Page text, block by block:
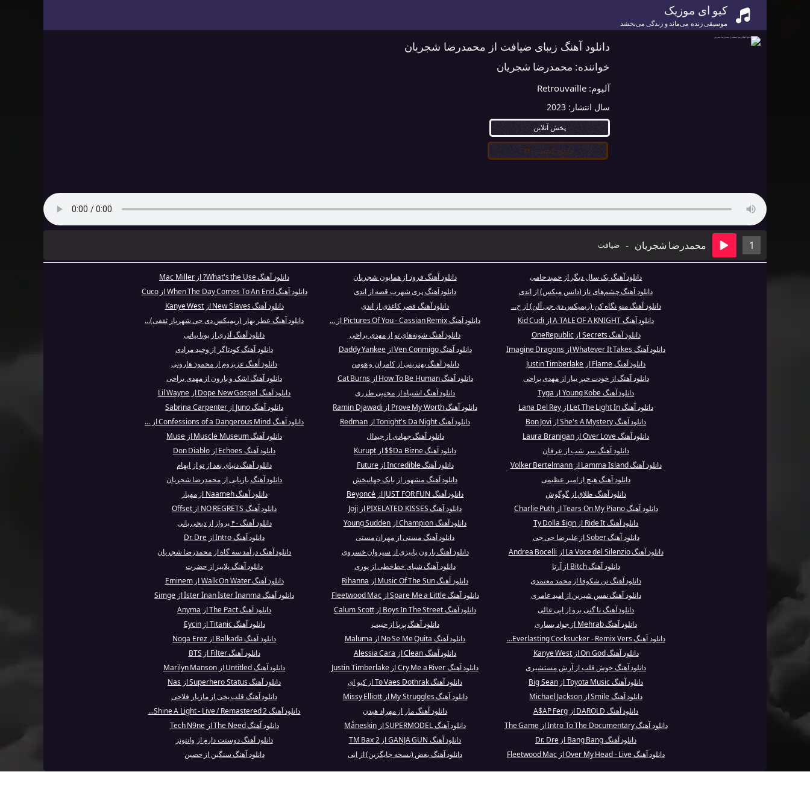
کیو ای موزیک
موسیقی زنده می‌ماند و زندگی می‌بخشد
دانلود آهنگ زیبای ضیافت از محمدرضا شجریان
خواننده: محمدرضا شجریان
آلبوم: Retrouvaille
سال انتشار: 2023
پخش آنلاین
دانلود کیفیت ۳۲۰
1 محمدرضا شجریان - ضیافت
دانلود آهنگ یک سال دیگر از حمید حامی دانلود آهنگ فرود از همایون شجریان
دانلود آهنگ What's the Use? از Mac Miller
دانلود آهنگ چشم‌های ناز (دانس میکس) از اندی
دانلود آهنگ پری شهرب قصه از اندی
دانلود آهنگ When The Day Comes To An End از Cuco
دانلود آهنگ منو نگاه کن (ریمیکس دی جی آلن) از ح...
دانلود آهنگ قصر کاغذی از اندی
دانلود آهنگ New Slaves از Kanye West
دانلود آهنگ A TALE OF A KNIGHT از Kid Cudi
دانلود آهنگ Pictures Of You - Cassian Remix از ...
دانلود آهنگ عطر بهار (ریمیکس دی جی شهریار ثقفی)...
دانلود آهنگ Secrets از OneRepublic
دانلود آهنگ شونه‌های تو از مهدی یراحی
دانلود آهنگ آذری از پویا بیاتی
دانلود آهنگ Whatever It Takes از Imagine Dragons
دانلود آهنگ Ven Conmigo از Daddy Yankee
دانلود آهنگ کودتاگر از وحید مرادی
دانلود آهنگ Flame از Justin Timberlake
دانلود آهنگ بهترینی از کامران و هومن
دانلود آهنگ عزیزوم از محمود هارونی
دانلود آهنگ از خودت خبر بیار از مهدی یراحی
دانلود آهنگ How To Be Human از Cat Burns
دانلود آهنگ اشک و بارون از مهدی یراحی
دانلود آهنگ Young Kobe از Tyga
دانلود آهنگ اشتباه از مجتبی طزری
دانلود آهنگ Dope New Gospel از Lil Wayne
دانلود آهنگ Let The Light In از Lana Del Rey
دانلود آهنگ Prove My Worth از Ramin Djawadi
دانلود آهنگ Juno از Sabrina Carpenter
دانلود آهنگ She's A Mystery از Bon Jovi
دانلود آهنگ Tonight's Da Night از Redman
دانلود آهنگ Confessions of a Dangerous Mind از ...
دانلود آهنگ Over Love از Laura Branigan
دانلود آهنگ جهادی از جیدال
دانلود آهنگ Muscle Museum از Muse
دانلود آهنگ سر شب از عرفان
دانلود آهنگ Da Bizne$$ از Kurupt
دانلود آهنگ Echoes از Don Diablo
دانلود آهنگ Lamma Island از Volker Bertelmann
دانلود آهنگ Incredible از Future
دانلود آهنگ دنیای بعد از تو از ایهام
دانلود آهنگ هیچ از امیر عظیمی
دانلود آهنگ مشهور از بابک جهانبخش
دانلود آهنگ بازیابی از محمدرضا شجریان
دانلود آهنگ طلاق از گوگوش
دانلود آهنگ JUST FOR FUN از Beyoncé
دانلود آهنگ Naameh از مهیار
دانلود آهنگ Tears On My Piano از Charlie Puth
دانلود آهنگ PIXELATED KISSES از Joji
دانلود آهنگ NO REGRETS از Offset
دانلود آهنگ Ride It از Ty Dolla $ign
دانلود آهنگ Champion از Young Sudden
دانلود آهنگ ۴۰ پرواز از دیجی پانی
دانلود آهنگ Sober از علیرضا جی جی
دانلود آهنگ مستی از مهران مستی
دانلود آهنگ Intro از Dr. Dre
دانلود آهنگ La Voce del Silenzio از Andrea Bocelli
دانلود آهنگ بارون پاییزی از سیروان خسروی
دانلود آهنگ درآمد سه‌ گاه از محمدرضا شجریان
دانلود آهنگ Bitch از آرتا
دانلود آهنگ شبای خط‌خطی از پوری
دانلود آهنگ پلاییز از حضرت
دانلود آهنگ تن شکوفا از محمد معتمدی
دانلود آهنگ Music Of The Sun از Rihanna
دانلود آهنگ Walk On Water از Eminem
دانلود آهنگ نفس شیرین از امید عامری
دانلود آهنگ Spare Me a Little از Fleetwood Mac
دانلود آهنگ İster İnan İster İnanma از Simge
دانلود آهنگ تا گنی برو از ابی عالی
دانلود آهنگ Boys In The Street از Calum Scott
دانلود آهنگ The Pact از Anyma
دانلود آهنگ Mehrab از جواد یساری
دانلود آهنگ پریا از حبیب
دانلود آهنگ Titanic از Eycin
دانلود آهنگ Everlasting Cocksucker - Remix Vers...
دانلود آهنگ No Se Me Quita از Maluma
دانلود آهنگ Balkada از Noga Erez
دانلود آهنگ On God از Kanye West
دانلود آهنگ Clean از Alessia Cara
دانلود آهنگ Filter از BTS
دانلود آهنگ خوش قلب از آرش مستشیری
دانلود آهنگ Cry Me a River از Justin Timberlake
دانلود آهنگ Untitled از Marilyn Manson
دانلود آهنگ Toyota Music از Big Sean
دانلود آهنگ To Vaes Dothrak از کیو ای
دانلود آهنگ Superhero Status از Nas
دانلود آهنگ Smile از Michael Jackson
دانلود آهنگ My Struggles از Missy Elliott
دانلود آهنگ قلب یخی از مازیار فلاحی
دانلود آهنگ DAROLD از A$AP Ferg
دانلود آهنگ مار از مهراد هیدن
دانلود آهنگ Shine A Light - Live / Remastered 2...
دانلود آهنگ Intro To The Documentary از The Game
دانلود آهنگ SUPERMODEL از Måneskin
دانلود آهنگ The Need از Tech N9ne
دانلود آهنگ Bang Bang از Dr. Dre
دانلود آهنگ GANJA GUN از TM Bax 2
دانلود آهنگ دوستت دارم از وانتونز
دانلود آهنگ Over My Head - Live از Fleetwood Mac
دانلود آهنگ بغض (نسخه جایگزین) از ابی دانلود آهنگ سنگین از حصین